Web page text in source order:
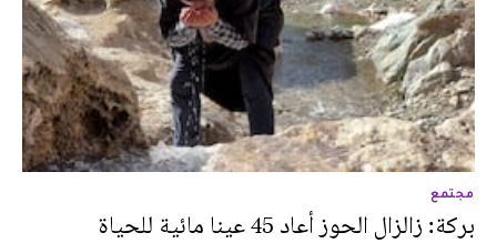
مجتمع
بركة: زالزال الحوز أعاد 45 عينا مائية للحياة